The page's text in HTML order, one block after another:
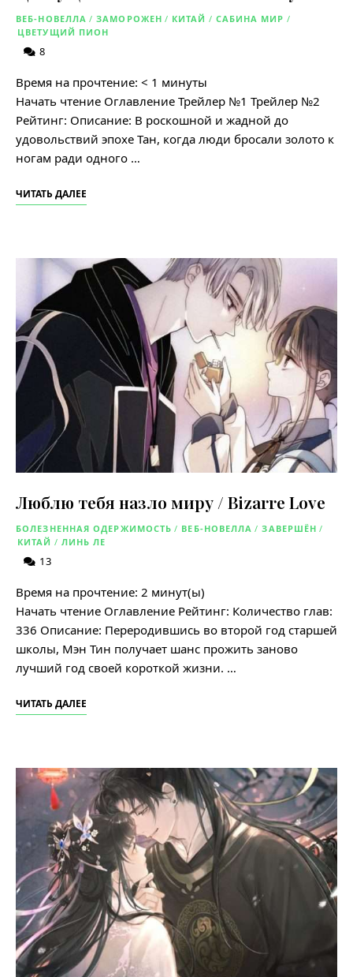
ВЕБ-НОВЕЛЛА / ЗАМОРОЖЕН / КИТАЙ / САБИНА МИР /
ЦВЕТУЩИЙ ПИОН
8
Время на прочтение: < 1 минуты
Начать чтение Оглавление Трейлер №1 Трейлер №2
Рейтинг: Описание: В роскошной и жадной до
удовольствий эпохе Тан, когда люди бросали золото к
ногам ради одного …
ЧИТАТЬ ДАЛЕЕ
Люблю тебя назло миру / Bizarre Love
БОЛЕЗНЕННАЯ ОДЕРЖИМОСТЬ / ВЕБ-НОВЕЛЛА / ЗАВЕРШЁН /
КИТАЙ / ЛИНЬ ЛЕ
13
Время на прочтение: 2 минут(ы)
Начать чтение Оглавление Рейтинг: Количество глав:
336 Описание: Переродившись во второй год старшей
школы, Мэн Тин получает шанс прожить заново
лучший год своей короткой жизни. …
ЧИТАТЬ ДАЛЕЕ